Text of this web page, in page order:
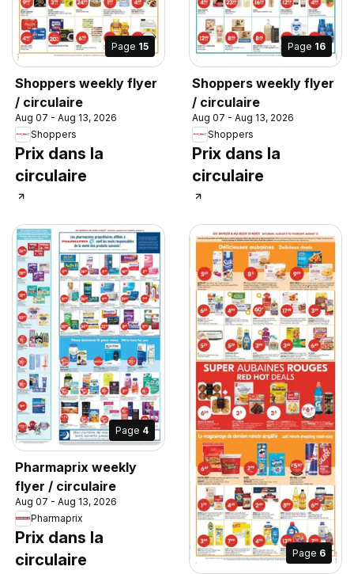
Page 15
Shoppers weekly flyer
/ circulaire
Aug 07 - Aug 13, 2026
Shoppers
Prix dans la
circulaire
Page 16
Shoppers weekly flyer
/ circulaire
Aug 07 - Aug 13, 2026
Shoppers
Prix dans la
circulaire
Page 4
Pharmaprix weekly
flyer / circulaire
Aug 07 - Aug 13, 2026
Pharmaprix
Prix dans la
circulaire
Page 6